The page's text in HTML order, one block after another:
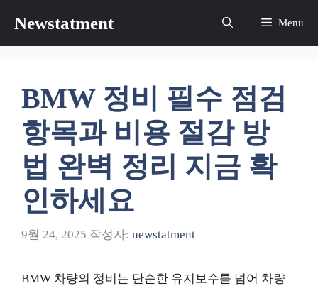
츠
Newstatment Menu
BMW 정비 필수 점검
항목과 비용 절감 방
법 완벽 정리 지금 확
인하세요
9월 24, 2025 작성자: newstatment
BMW 차량의 정비는 단순한 유지보수를 넘어 차량